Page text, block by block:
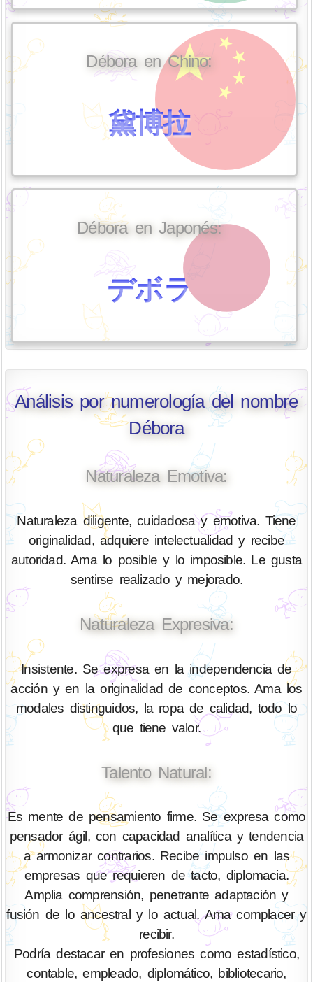
Débora en Chino:
黛博拉
Débora en Japonés:
デボラ
Análisis por numerología del nombre
Débora
Naturaleza Emotiva:
Naturaleza diligente, cuidadosa y emotiva. Tiene
originalidad, adquiere intelectualidad y recibe
autoridad. Ama lo posible y lo imposible. Le gusta
sentirse realizado y mejorado.
Naturaleza Expresiva:
Insistente. Se expresa en la independencia de
acción y en la originalidad de conceptos. Ama los
modales distinguidos, la ropa de calidad, todo lo
que tiene valor.
Talento Natural:
Es mente de pensamiento firme. Se expresa como
pensador ágil, con capacidad analítica y tendencia
a armonizar contrarios. Recibe impulso en las
empresas que requieren de tacto, diplomacia.
Amplia comprensión, penetrante adaptación y
fusión de lo ancestral y lo actual. Ama complacer y
recibir.
Podría destacar en profesiones como estadístico,
contable, empleado, diplomático, bibliotecario,